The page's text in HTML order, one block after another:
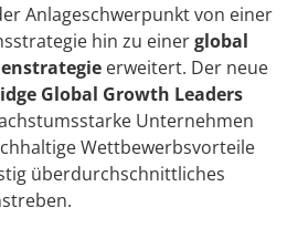
Anlageschwerpunkt von einer
hin zu einerglobal
erweitert. Der neue
Global Growth Leaders
Unternehmen
Wettbewerbsvorteile
überdurchschnittliches